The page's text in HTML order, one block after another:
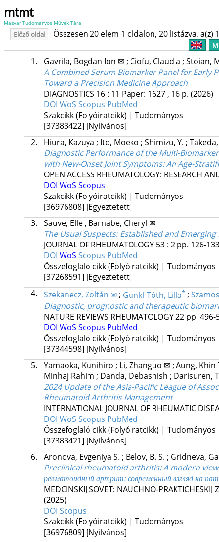
mtmt
Magyar Tudományos Művek Tára
Előző oldal Összesen 20 elem 1 oldalon, 20 listázva, a(z)
1. Gavrila, Bogdan Ion ✉; Ciofu, Claudia ; Stoian,
A Combined Serum Biomarker Panel for Early
Toward a Precision Medicine Approach
DIAGNOSTICS 16: 11 Paper: 1627 , 16 p. (2026)
DOI WoS Scopus PubMed
Szakcikk (Folyóiratcikk) | Tudományos
[37383422] [Nyilvános]
2.
Hiura, Kazuya ; Ito, Moeko ; Shimizu, Y. ;
Diagnostic Performance of the Multi-
with New-Onset Joint Symptoms: An Age-
OPEN ACCESS RHEUMATOLOGY: RESEARCH
DOI WoS Scopus
Szakcikk (Folyóiratcikk) | Tudományos
[36976808] [Egyeztetett]
3.
Sauve, Elle; Barnabe, Cheryl ✉
The Usual Suspects: Established and
JOURNAL OF RHEUMATOLOGY 53: 2 pp. 126-
DOI WoS Scopus PubMed
Összefoglaló cikk (Folyóiratcikk) | Tudományos
[37268591] [Egyeztetett]
4.
Szekanecz, Zoltán ✉; Gunkl-Tóth, Lilla* ;
Diagnostic, prognostic and therapeutic
NATURE REVIEWS RHEUMATOLOGY22 pp. 496-
DOI WoS Scopus PubMed
Összefoglaló cikk (Folyóiratcikk) | Tudományos
[37344598] [Nyilvános]
5.
Yamaoka, Kunihiro ; Li, Zhanguo ✉ ; Aung,
Minhaj Rahim ; Danda, Debashish ; Darisuren,
2024 Update of the Asia-Pacific League of
Rheumatoid Arthritis Management
INTERNATIONAL JOURNAL OF RHEUMATIC
DOI WoS Scopus PubMed
Összefoglaló cikk (Folyóiratcikk) | Tudományos
[37383421] [Nyilvános]
6.
Aronova, Evgeniya S. ; Belov, B. S. ; Gridneva,
Preclinical rheumatoid arthritis: A modern view
ревматоидный артрит: современный взгляд на
MEDCINSKIJ SOVET: NAUCHNO-
(2025)
DOI Scopus
Szakcikk (Folyóiratcikk) | Tudományos
[36976809] [Nyilvános]